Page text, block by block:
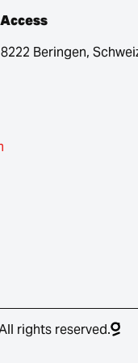
Beringen,
rights reserved.